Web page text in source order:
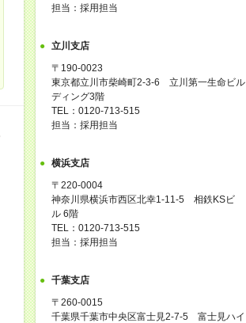
担当：採用担当
立川支店
〒190-0023
東京都立川市柴崎町2-3-6 立川第一生命ビル
ディング3階
TEL：0120-713-515
担当：採用担当
横浜支店
〒220-0004
神奈川県横浜市西区北幸1-11-5 相鉄KSビ
ル 6階
TEL：0120-713-515
担当：採用担当
千葉支店
〒260-0015
千葉県千葉市中央区富士見2-7-5 富士見ハイ